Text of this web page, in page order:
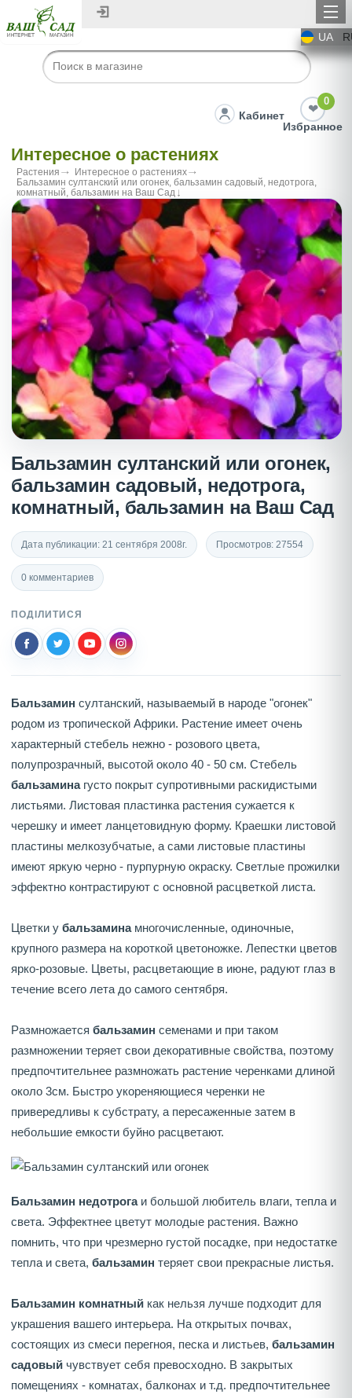
UA
Кабинет
0
Избранное
Интересное о растениях
Растения
Интересное о растениях
Бальзамин султанский или огонек, бальзамин садовый, недотрога,
комнатный, бальзамин на Ваш Сад
Бальзамин султанский или огонек,
бальзамин садовый, недотрога,
комнатный, бальзамин на Ваш Сад
Дата публикации: 21 сентября 2008г. Просмотров: 27554
0 комментариев
ПОДІЛИТИСЯ
Бальзамин султанский, называемый в народе "огонек"
родом из тропической Африки. Растение имеет очень
характерный стебель нежно - розового цвета,
полупрозрачный, высотой около 40 - 50 см. Стебель
бальзаминагусто покрыт супротивными раскидистыми
листьями. Листовая пластинка растения сужается к
черешку и имеет ланцетовидную форму. Краешки листовой
пластины мелкозубчатые, а сами листовые пластины
имеют яркую черно - пурпурную окраску. Светлые прожилки
эффектно контрастируют с основной расцветкой листа.
Цветки у бальзаминамногочисленные, одиночные,
крупного размера на короткой цветоножке. Лепестки цветов
ярко-розовые. Цветы, расцветающие в июне, радуют глаз в
течение всего лета до самого сентября.
Размножается бальзамин семенами и при таком
размножении теряет свои декоративные свойства, поэтому
предпочтительнее размножать растение черенками длиной
около 3см. Быстро укореняющиеся черенки не
привередливы к субстрату, а пересаженные затем в
небольшие емкости буйно расцветают.
Бальзамин недотрогаи большой любитель влаги, тепла и
света. Эффектнее цветут молодые растения. Важно
помнить, что при чрезмерно густой посадке, при недостатке
тепла и света, бальзамин теряет свои прекрасные листья.
Бальзамин комнатный как нельзя лучше подходит для
украшения вашего интерьера. На открытых почвах,
состоящих из смеси перегноя, песка и листьев, бальзамин
садовый чувствует себя превосходно. В закрытых
помещениях - комнатах, балконах и т.д. предпочтительнее